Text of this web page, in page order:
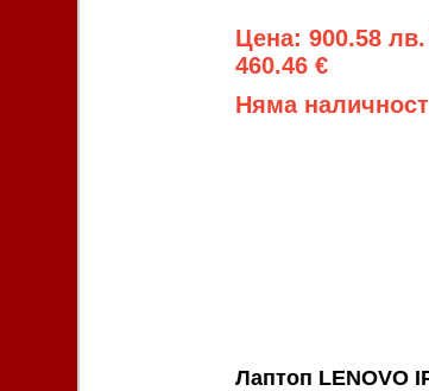
Цена: 900.58
460.46 €
Няма наличност
Лаптоп LENOVO